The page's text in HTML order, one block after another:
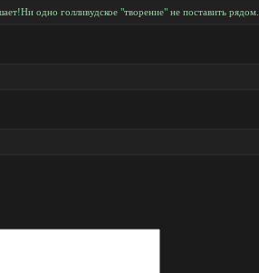
одно голливудское "творение" не поставить рядом.